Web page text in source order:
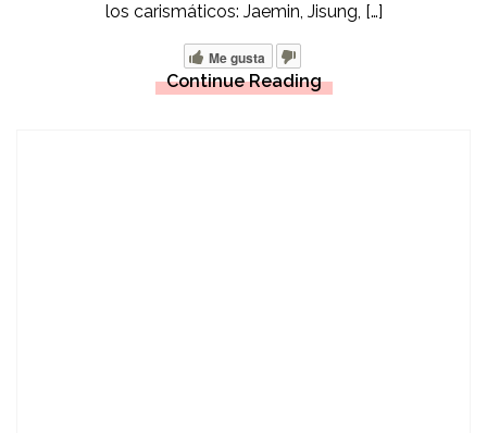
los carismáticos: Jaemin, Jisung, […]
Me gusta
Continue Reading